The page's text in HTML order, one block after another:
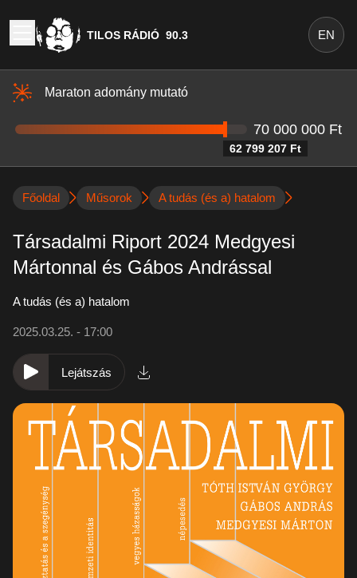
TILOS RÁDIÓ 90.3 EN
Maraton adomány mutató
62 799 207 Ft
70 000 000 Ft
Főoldal Műsorok A tudás (és a) hatalom
Társadalmi Riport 2024 Medgyesi
Mártonnal és Gábos Andrással
A tudás (és a) hatalom
2025.03.25. - 17:00
Lejátszás